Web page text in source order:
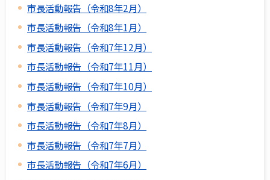
市長活動報告（令和8年2月）
市長活動報告（令和8年1月）
市長活動報告（令和7年12月）
市長活動報告（令和7年11月）
市長活動報告（令和7年10月）
市長活動報告（令和7年9月）
市長活動報告（令和7年8月）
市長活動報告（令和7年7月）
市長活動報告（令和7年6月）